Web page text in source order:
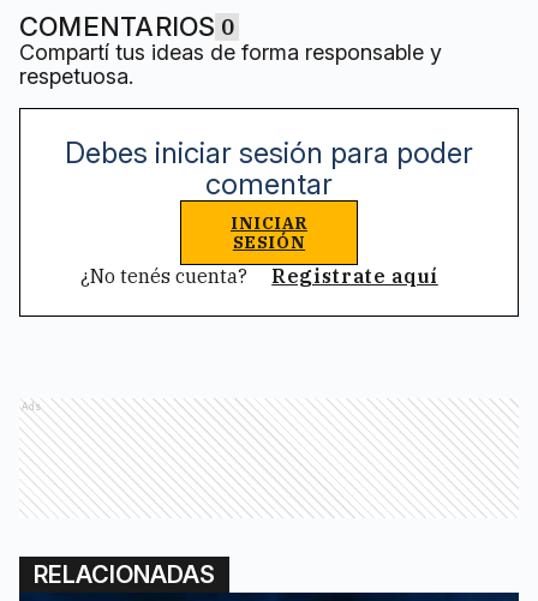
COMENTARIOS 0
Compartí tus ideas de forma responsable y
respetuosa.
Debes iniciar sesión para poder
comentar
INICIAR
SESIÓN
¿No tenés cuenta? Registrate aquí
Ads
RELACIONADAS